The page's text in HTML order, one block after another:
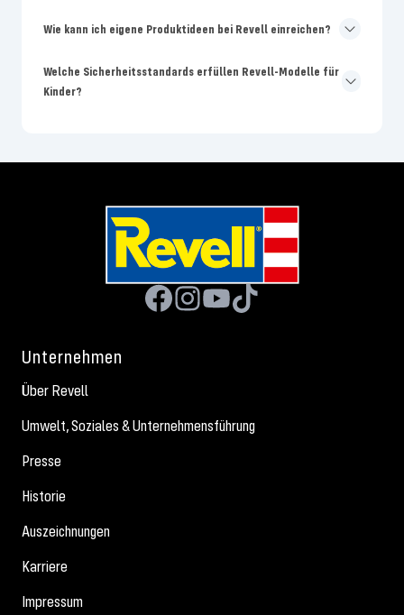
Wie kann ich eigene Produktideen bei Revell einreichen?
Welche Sicherheitsstandards erfüllen Revell-Modelle für
Kinder?
Unternehmen
Über Revell
Umwelt, Soziales & Unternehmensführung
Presse
Historie
Auszeichnungen
Karriere
Impressum